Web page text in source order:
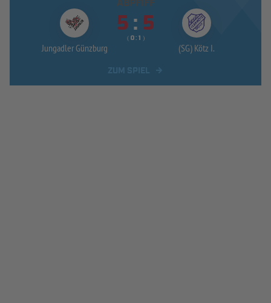
ABPFIFF
Jungadler Günzburg
 : 
( :  )
(SG) Kötz I.